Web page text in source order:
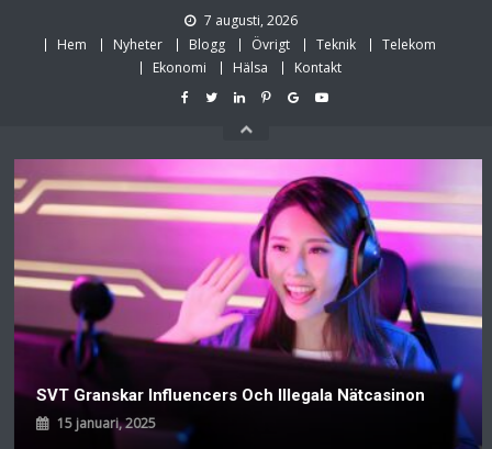
7 augusti, 2026
Hem
Nyheter Blogg Övrigt Teknik
Telekom
Ekonomi
Hälsa Kontakt
SVT Granskar Influencers Och Illegala Nätcasinon
15 januari, 2025